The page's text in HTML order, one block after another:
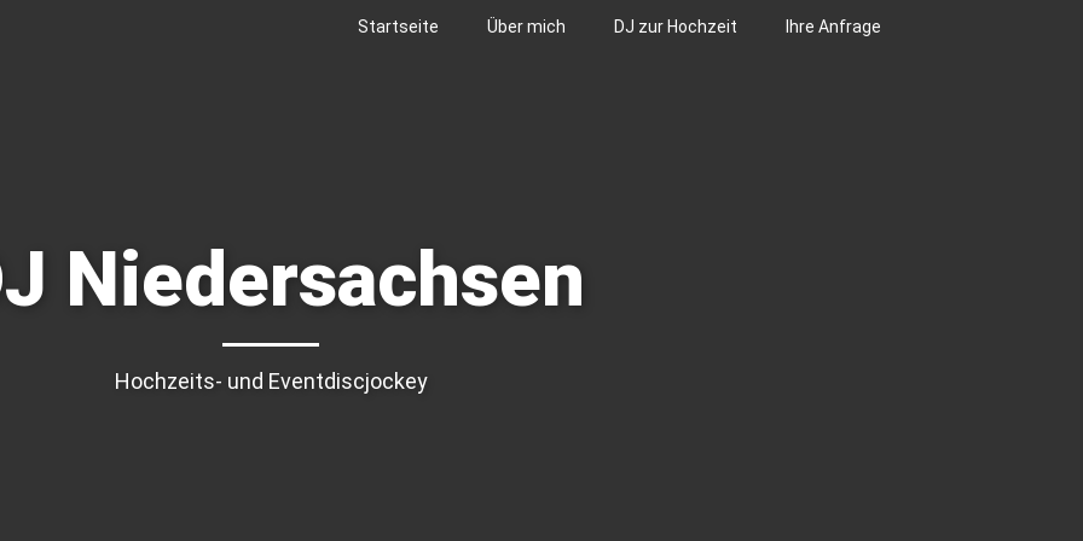
Startseite Über mich DJ zur Hochzeit Ihre Anfrage
Niedersachsen
Hochzeits- und Eventdiscjockey